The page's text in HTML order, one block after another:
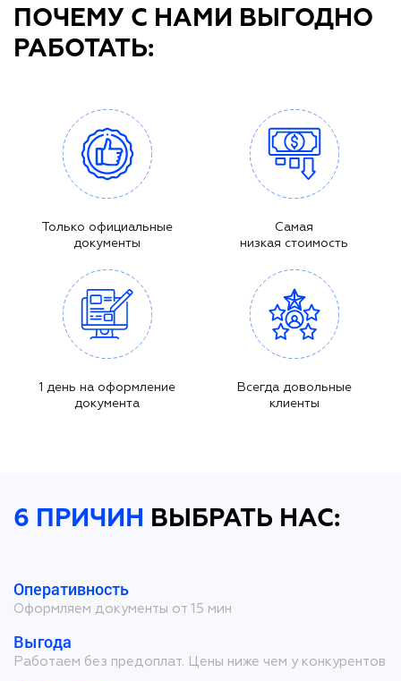
ПОЧЕМУ С НАМИ ВЫГОДНО
РАБОТАТЬ:
Только официальные
документы
Самая
низкая стоимость
1 день на оформление
документа
Всегда довольные
клиенты
6 ПРИЧИН ВЫБРАТЬ НАС:
Оперативность
Оформляем документы от 15 мин
Выгода
Работаем без предоплат. Цены ниже чем у конкурентов